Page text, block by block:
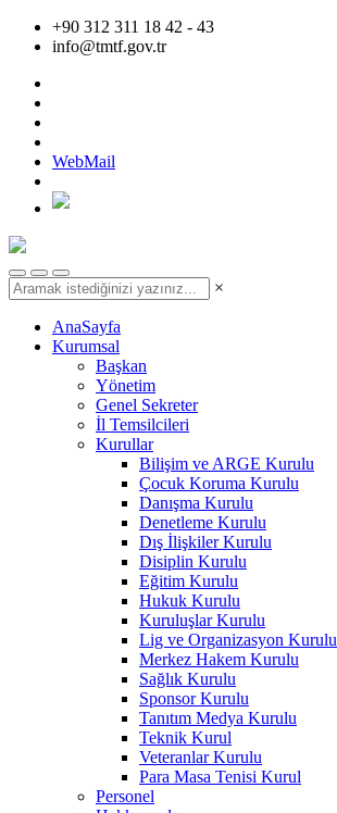
+90 312 311 18 42 - 43
info@tmtf.gov.tr
WebMail
×
AnaSayfa
Kurumsal
Başkan
Yönetim
Genel Sekreter
İl Temsilcileri
Kurullar
Bilişim ve ARGE Kurulu
Çocuk Koruma Kurulu
Danışma Kurulu
Denetleme Kurulu
Dış İlişkiler Kurulu
Disiplin Kurulu
Eğitim Kurulu
Hukuk Kurulu
Kuruluşlar Kurulu
Lig ve Organizasyon Kurulu
Merkez Hakem Kurulu
Sağlık Kurulu
Sponsor Kurulu
Tanıtım Medya Kurulu
Teknik Kurul
Veteranlar Kurulu
Para Masa Tenisi Kurul
Personel